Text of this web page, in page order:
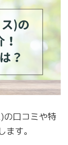
の口コミや特
す。